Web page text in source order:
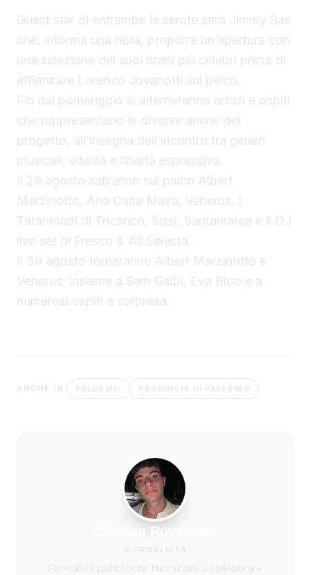
Guest star di entrambe le serate sarà Jimmy Sax
che, informa una nota, proporrà un’apertura con
una selezione dei suoi brani più celebri prima di
affiancare Lorenzo Jovanotti sul palco.
Fin dal pomeriggio si alterneranno artisti e ospiti
che rappresentano le diverse anime del
progetto, all’insegna dell’incontro tra generi
musicali, vitalità e libertà espressiva.
Il 29 agosto saliranno sul palco Albert
Marzinotto, Ana Carla Maza, Venerus, I
Tarantolati di Tricarico, Sissi, Santamarea e il DJ
live set di Fresco & Ali Selecta.
Il 30 agosto torneranno Albert Marzinotto e
Venerus, insieme a Sam Galbi, Eva Bloo e a
numerosi ospiti a sorpresa.
ANCHE IN PALERMO PROVINCIA DI PALERMO
Cristian Ruvanzeri